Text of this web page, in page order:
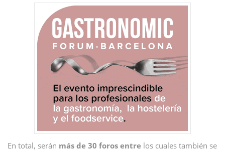
En total, serán más de 30 foros entre los cuales también se